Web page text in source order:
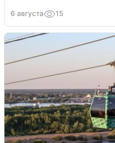
6 августа 15